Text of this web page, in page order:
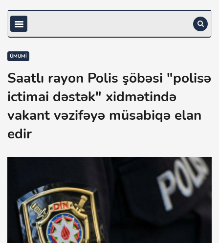
ÜMUMI
Saatlı rayon Polis şöbəsi "polisə
ictimai dəstək" xidmətində
vakant vəzifəyə müsabiqə elan
edir